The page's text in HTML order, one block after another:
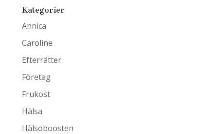
Kategorier
Annica
Caroline
Efterrätter
Företag
Frukost
Hälsa
Hälsoboosten